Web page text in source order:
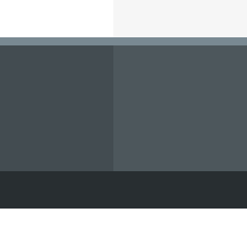
lovændring
vist på nationalt […]
Abbas erklærer alle